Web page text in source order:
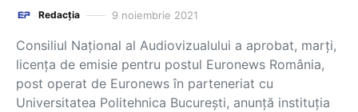
Redacția 9 noiembrie 2021
Consiliul Național al Audiovizualului a aprobat, marți,
licența de emisie pentru postul Euronews România,
post operat de Euronews în parteneriat cu
Universitatea Politehnica București, anunță instituția